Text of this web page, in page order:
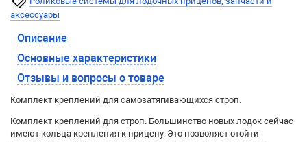
аксессуары
Описание
Основные характеристики
Отзывы и вопросы о товаре
Комплект креплений для самозатягивающихся строп.
Комплект креплений для строп. Большинство новых лодок сейчас
имеют кольца крепления к прицепу. Это позволяет отойти